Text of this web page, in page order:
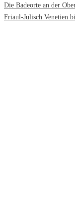
Die Badeorte an der
Friaul-Julisch Venetien